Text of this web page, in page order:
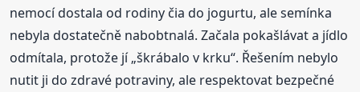
nemocí dostala od rodiny čia do jogurtu, ale semínka
nebyla dostatečně nabobtnalá. Začala pokašlávat a jídlo
odmítala, protože jí „škrábalo v krku“. Řešením nebylo
nutit ji do zdravé potraviny, ale respektovat bezpečné